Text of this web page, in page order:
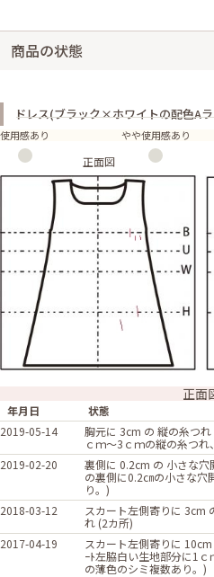
商品の状態
ドレス(ブラック×ホワイトの配色A
使用感あり やや使用感あり
正面図
正面
年月日 状態
2019-05-14
胸元に 3cm の 縦の糸つ
ｃｍ～3ｃｍの縦の糸つれ
2019-02-20
裏側に 0.2cm の 小さな穴
の裏側に0.2㎝の小さな穴
り。)
2018-03-12
スカート左側寄りに 3cm
れ (2カ所)
2017-04-19
スカート左側寄りに 10cm
ｰﾄ左脇白い生地部分に1ｃ
の薄色のシミ複数あり。)